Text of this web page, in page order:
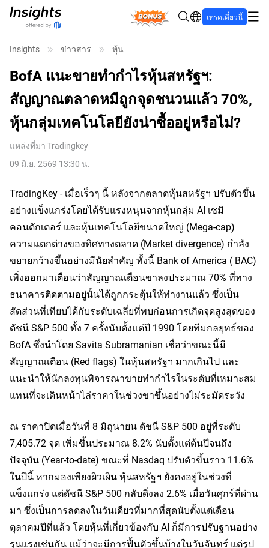
Bonus เทรดเดี๋ยวนี้
Insights ข่าวสาร หุ้น
BofA แนะขายทำกำไรหุ้นสหรัฐฯ:
สัญญาณตลาดหมีถูกจุดชนวนแล้ว 70%,
หุ้นกลุ่มเทคโนโลยียังน่าซื้ออยู่หรือไม่?
แหล่งที่มา Tradingkey
09 มิ.ย. 2569 13:30 น.
TradingKey - เมื่อเร็วๆ นี้ หลังจากตลาดหุ้นสหรัฐฯ ปรับตัวขึ้น
อย่างแข็งแกร่งโดยได้รับแรงหนุนจากหุ้นกลุ่ม AI เซมิ
คอนดักเตอร์ และหุ้นเทคโนโลยีขนาดใหญ่ (Mega-cap)
ความแตกต่างของทิศทางตลาด (Market divergence) กำลัง
ขยายกว้างขึ้นอย่างมีนัยสำคัญ ทั้งนี้ Bank of America ( BAC)
เพิ่งออกมาเตือนว่าสัญญาณเตือนขาลงประมาณ 70% ที่ทาง
ธนาคารติดตามอยู่นั้นได้ถูกกระตุ้นให้ทำงานแล้ว ซึ่งเป็น
สัดส่วนที่เทียบได้กับระดับเฉลี่ยที่พบก่อนการเกิดจุดสูงสุดของ
ดัชนี S&P 500 ทั้ง 7 ครั้งนับตั้งแต่ปี 1990 โดยทีมกลยุทธ์ของ
BofA ซึ่งนำโดย Savita Subramanian เชื่อว่าขณะนี้มี
สัญญาณเตือน (Red flags) ในหุ้นสหรัฐฯ มากเกินไป และ
แนะนำให้นักลงทุนพิจารณาขายทำกำไรในระดับที่เหมาะสม
แทนที่จะเดินหน้าไล่ราคาในช่วงขาขึ้นอย่างไม่ระมัดระวัง
ณ ราคาปิดเมื่อวันที่ 8 มิถุนายน ดัชนี S&P 500 อยู่ที่ระดับ
7,405.72 จุด เพิ่มขึ้นประมาณ 8.2% นับตั้งแต่ต้นปีจนถึง
ปัจจุบัน (Year-to-date) ขณะที่ Nasdaq ปรับตัวขึ้นราว 11.6%
ในปีนี้ หากมองเพียงผิวเผิน หุ้นสหรัฐฯ ยังคงอยู่ในช่วงที่
แข็งแกร่ง แต่ดัชนี S&P 500 กลับดิ่งลง 2.6% เมื่อวันศุกร์ที่ผ่าน
มา ซึ่งเป็นการลดลงในวันเดียวที่มากที่สุดนับตั้งแต่เดือน
ตุลาคมปีที่แล้ว โดยหุ้นที่เกี่ยวข้องกับ AI ก็มีการปรับฐานอย่าง
รุนแรงเช่นกัน แม้ว่าจะมีการฟื้นตัวขึ้นบ้างในวันจันทร์ แต่รูป